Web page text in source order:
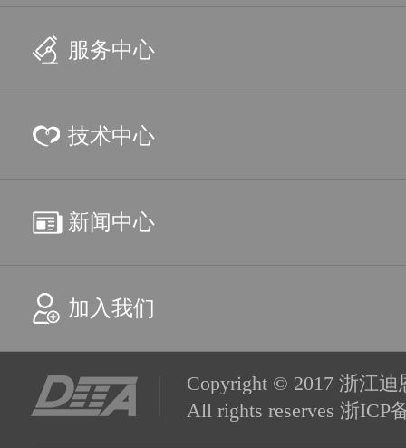
服务中心
技术中心
新闻中心
加入我们
Copyright © 2017 浙江
All rights reserves 浙ICP